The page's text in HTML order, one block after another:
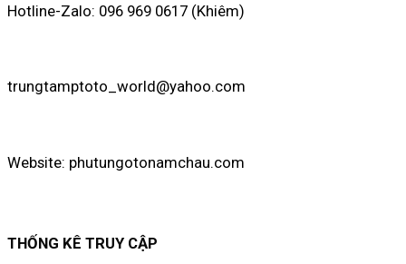
Hotline-Zalo: 096 969 0617 (Khiêm)
trungtamptoto_world@yahoo.com
Website: phutungotonamchau.com
THỐNG KÊ TRUY CẬP